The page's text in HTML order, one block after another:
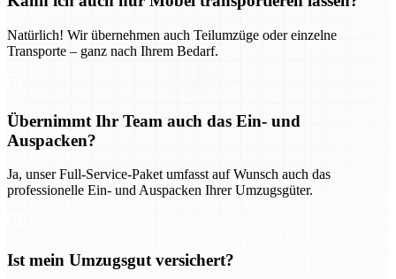
Natürlich! Wir übernehmen auch Teilumzüge oder einzelne
Transporte – ganz nach Ihrem Bedarf.
Übernimmt Ihr Team auch das Ein- und
Auspacken?
Ja, unser Full-Service-Paket umfasst auf Wunsch auch das
professionelle Ein- und Auspacken Ihrer Umzugsgüter.
Ist mein Umzugsgut versichert?